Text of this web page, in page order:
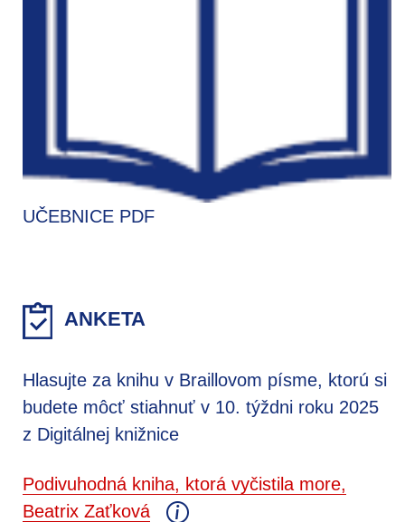
UČEBNICE PDF
ANKETA
Hlasujte za knihu v Braillovom písme, ktorú si
budete môcť stiahnuť v 10. týždni roku 2025
z Digitálnej knižnice
Podivuhodná kniha, ktorá vyčistila more,
Beatrix Zaťková